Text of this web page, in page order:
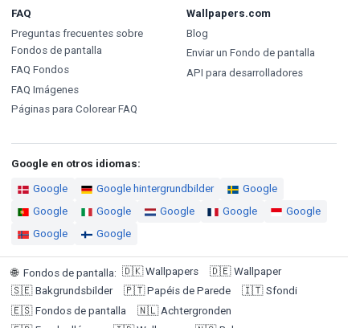
FAQ
Preguntas frecuentes sobre
Fondos de pantalla
FAQ Fondos
FAQ Imágenes
Páginas para Colorear FAQ
Wallpapers.com
Blog
Enviar un Fondo de pantalla
API para desarrolladores
Google en otros idiomas:
Google Google hintergrundbilder
Google
Google
Google Google Google
Google
Google
Google
🌐 Fondos de pantalla: 🇩🇰 Wallpapers 🇩🇪 Wallpaper
🇸🇪 Bakgrundsbilder 🇵🇹 Papéis de Parede 🇮🇹 Sfondi
🇪🇸 Fondos de pantalla 🇳🇱 Achtergronden